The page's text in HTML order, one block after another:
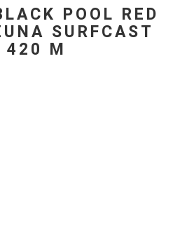
POOL RED
SURFCAST
420 M